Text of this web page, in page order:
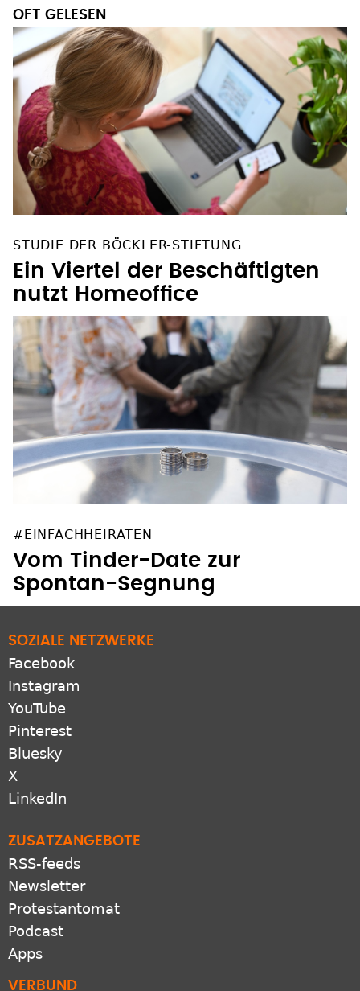
Ein Viertel der Beschäftigten
nutzt Homeoffice
Vom Tinder-Date zur
Spontan-Segnung
Facebook
Instagram
YouTube
Pinterest
Bluesky
X
LinkedIn
RSS-feeds
Newsletter
Protestantomat
Podcast
Apps